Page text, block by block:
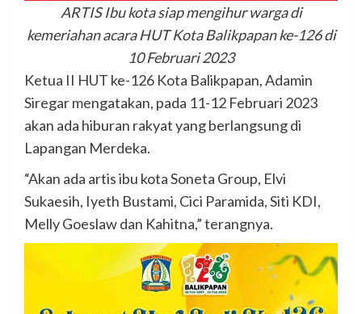
ARTIS Ibu kota siap mengihur warga di
kemeriahan acara HUT Kota Balikpapan ke-126 di
10 Februari 2023
Ketua II HUT ke-126 Kota Balikpapan, Adamin
Siregar mengatakan, pada 11-12 Februari 2023
akan ada hiburan rakyat yang berlangsung di
Lapangan Merdeka.
“Akan ada artis ibu kota Soneta Group, Elvi
Sukaesih, Iyeth Bustami, Cici Paramida, Siti KDI,
Melly Goeslaw dan Kahitna,” terangnya.